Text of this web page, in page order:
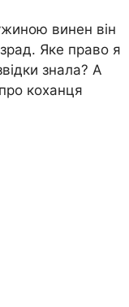
винен він
Яке право я
знала? А
коханця